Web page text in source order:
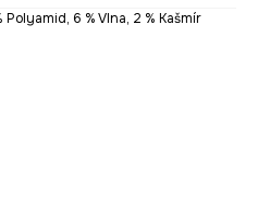
Polyamid, 6 % Vlna, 2 % Kašmír